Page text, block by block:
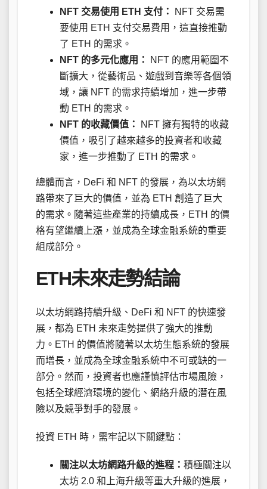
NFT 交易使用 ETH 支付：
NFT 交易需
要使用 ETH 支付交易費用，這直接推動
了 ETH 的需求。
NFT 的多元化應用：
NFT 的應用範圍不
斷擴大，從藝術品、遊戲到音樂等各個領
域，讓 NFT 的需求持續增加，進一步帶
動 ETH 的需求。
NFT 的收藏價值：
NFT 擁有獨特的收藏
價值，吸引了越來越多的投資者和收藏
家，進一步推動了 ETH 的需求。
總體而言，DeFi 和 NFT 的發展，為以太坊網
路帶來了巨大的價值，並為 ETH 創造了巨大
的需求。隨著這些產業的持續成長，ETH 的價
格有望繼續上漲，並成為全球金融系統的重要
組成部分。
ETH未來走勢結論
以太坊網路持續升級、DeFi 和 NFT 的快速發
展，都為 ETH 未來走勢提供了強大的推動
力。ETH 的價值將隨著以太坊生態系統的發展
而增長，並成為全球金融系統中不可或缺的一
部分。然而，投資者也應謹慎評估市場風險，
包括全球經濟環境的變化、網絡升級的潛在風
險以及競爭對手的發展。
投資 ETH 時，需牢記以下關鍵點：
關注以太坊網路升級的進程： 積極關注以
太坊 2.0 和上海升級等重大升級的進展，